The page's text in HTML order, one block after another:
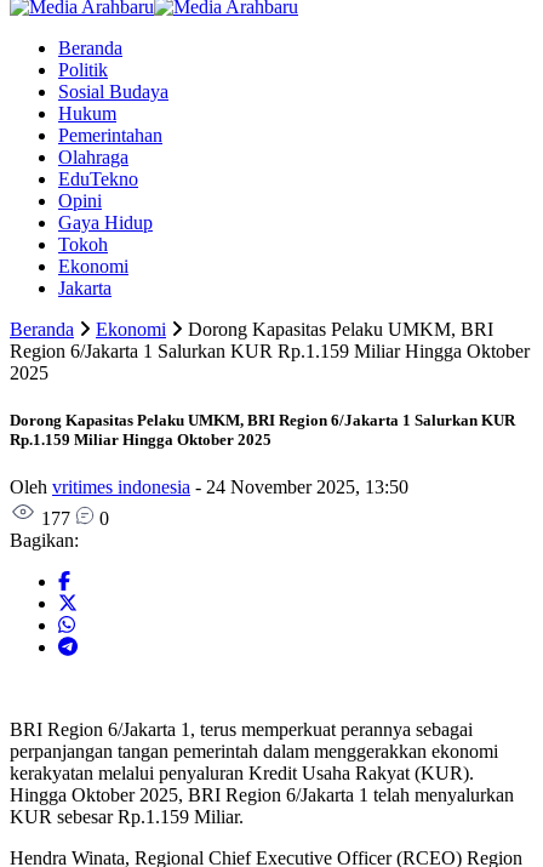
Beranda
Politik
Sosial Budaya
Hukum
Pemerintahan
Olahraga
EduTekno
Opini
Gaya Hidup
Tokoh
Ekonomi
Jakarta
Beranda
Ekonomi
Dorong Kapasitas Pelaku UMKM, BRI
Region 6/Jakarta 1 Salurkan KUR Rp.1.159 Miliar Hingga Oktober
2025
Dorong Kapasitas Pelaku UMKM, BRI Region 6/Jakarta 1 Salurkan KUR
Rp.1.159 Miliar Hingga Oktober 2025
Oleh vritimes indonesia - 24 November 2025, 13:50
177
0
Bagikan:
BRI Region 6/Jakarta 1, terus memperkuat perannya sebagai
perpanjangan tangan pemerintah dalam menggerakkan ekonomi
kerakyatan melalui penyaluran Kredit Usaha Rakyat (KUR).
Hingga Oktober 2025, BRI Region 6/Jakarta 1 telah menyalurkan
KUR sebesar Rp.1.159 Miliar.
Hendra Winata, Regional Chief Executive Officer (RCEO) Region